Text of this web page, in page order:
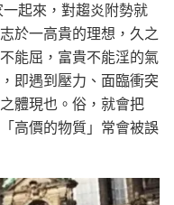
起來，對趨炎附勢就
於一高貴的理想，久之
能屈，富貴不能淫的氣
即遇到壓力、面臨衝突
體現也。俗，就會把
高價的物質」常會被誤